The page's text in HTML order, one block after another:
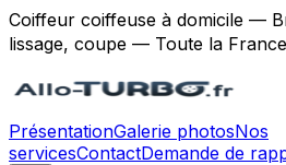
Coiffeur coiffeuse à domicile —
lissage, coupe — Toute la France
PrésentationGalerie photosNos
servicesContactDemande de